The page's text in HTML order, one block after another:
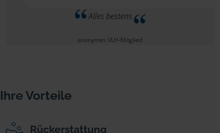
Alles bestens
anonymes VLH-Mitglied
Ihre Vorteile
Rückerstattung